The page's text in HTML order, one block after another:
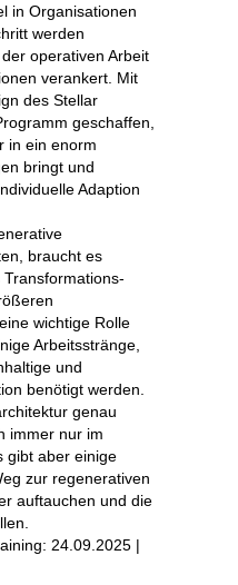
in Organisationen
werden
operativen Arbeit
verankert. Mit
des Stellar
geschaffen,
in ein enorm
bringt und
Adaption
braucht es
wichtige Rolle
Arbeitsstränge,
und
benötigt werden.
genau
immer nur im
gibt aber einige
zur regenerativen
auftauchen und die
24.09.2025 |